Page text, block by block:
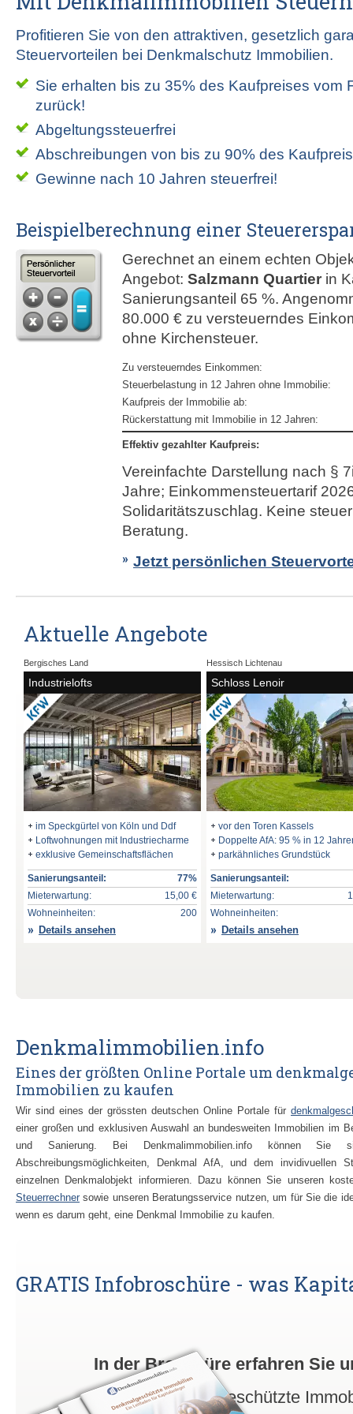
Profitieren Sie von den attraktiven, gesetzlich
Steuervorteilen bei Denkmalschutz Immobilien.
Sie erhalten bis zu 35% des Kaufpreises vom
zurück!
Abgeltungssteuerfrei
Abschreibungen von bis zu 90% des
Gewinne nach 10 Jahren steuerfrei!
Beispielberechnung einer
Gerechnet an einem echten
Angebot: Salzmann Quartier in
Sanierungsanteil 65 %.
80.000 € zu versteuerndes
ohne Kirchensteuer.
Zu versteuerndes Einkommen:
Steuerbelastung in 12 Jahren ohne Immobilie:
Kaufpreis der Immobilie ab:
Rückerstattung mit Immobilie in 12 Jahren:
Effektiv gezahlter Kaufpreis:
Vereinfachte Darstellung nach §
Jahre; Einkommensteuertarif
Solidaritätszuschlag. Keine
Beratung.
Jetzt persönlichen
Aktuelle Angebote
Bergisches Land
Industrielofts
im Speckgürtel von Köln und Ddf
Loftwohnungen mit Industriecharme
exklusive Gemeinschaftsflächen
Sanierungsanteil:
77%
Mieterwartung:
15,00 €
Wohneinheiten:
200
Details ansehen
Hessisch Lichtenau
Schloss Lenoir
vor den Toren Kassels
Doppelte AfA: 95 % in 12
parkähnliches Grundstück
Sanierungsanteil:
Mieterwartung:
Wohneinheiten:
Details ansehen
Denkmalimmobilien.info
Eines der größten Online Portale um
Immobilien zu kaufen
Wir sind eines der grössten deutschen Online Portale für
einer großen und exklusiven Auswahl an bundesweiten Immobilien im
und Sanierung. Bei Denkmalimmobilien.info können Sie
Abschreibungsmöglichkeiten, Denkmal AfA, und dem invidivuellen
einzelnen Denkmalobjekt informieren. Dazu können Sie unseren
Steuerrechner sowie unseren Beratungsservice nutzen, um für Sie die
wenn es darum geht, eine Denkmal Immobilie zu kaufen.
Durch die einzigartigen steuerlichen Vorteile ist es aktuell
Teil des Kaufpreises einer Denkmalimmobilie. Beim Kauf einer
können durch die Denkmal-AFA jährlich hohe Anteile der
Finanzamt geltend gemacht werden.
GRATIS Infobroschüre - was
In der Broschüre erfahren Sie
was denkmalgeschützte